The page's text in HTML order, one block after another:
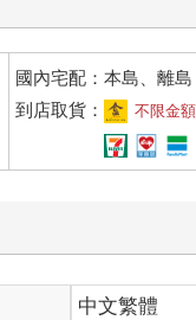
國內宅配：本島、離島
到店取貨：
不限金
中文繁體